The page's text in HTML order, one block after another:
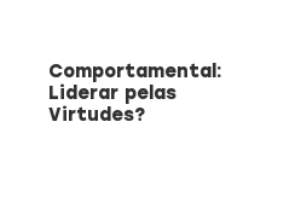
Comportamental:
Liderar pelas
Virtudes?